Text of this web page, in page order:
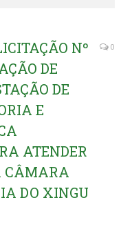
Nº
DE
DE
E
ATENDER
CÂMARA
DO XINGU
0